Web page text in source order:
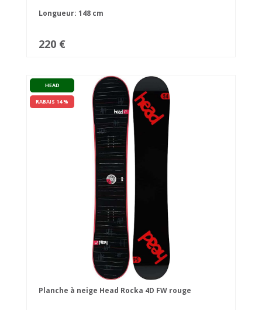
Longueur: 148 cm
220 €
HEAD
RABAIS 14 %
Planche à neige Head Rocka 4D FW rouge